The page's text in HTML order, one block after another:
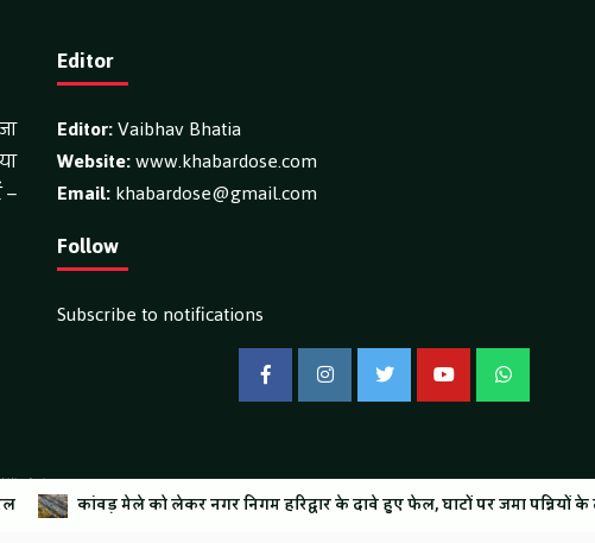
सातवें दिन 37.30 लाख शिवभक्त गंगाजल लेकर हुए रवाना, अब तक 1.80 करोड़ से
Editor
Editor:Vaibhav Bhatia
Website:www.khabardose.com
Email:khabardose@gmail.com
Follow
Subscribe to notifications
FacebookInstagramTwitter YouTubeWhatsApp
for its content.
नगर निगम हरिद्वार के दावे हुए फेल, घाटों पर जमा पन्नियों के ढेर का वीडियो वायरल